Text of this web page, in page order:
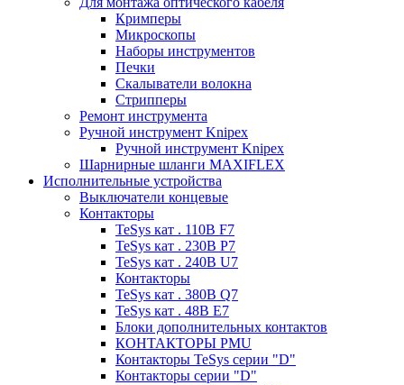
Кримперы
Микроскопы
Наборы инструментов
Печки
Скалыватели волокна
Стрипперы
Ремонт инструмента
Ручной инструмент Knipex
Ручной инструмент Knipex
Шарнирные шланги MAXIFLEX
Исполнительные устройства
Выключатели концевые
Контакторы
TeSys кат . 110В F7
TeSys кат . 230В P7
TeSys кат . 240В U7
Контакторы
TeSys кат . 380В Q7
TeSys кат . 48В E7
Блоки дополнительных контактов
КОНТАКТОРЫ PMU
Контакторы TeSys серии "D"
Контакторы серии "D"